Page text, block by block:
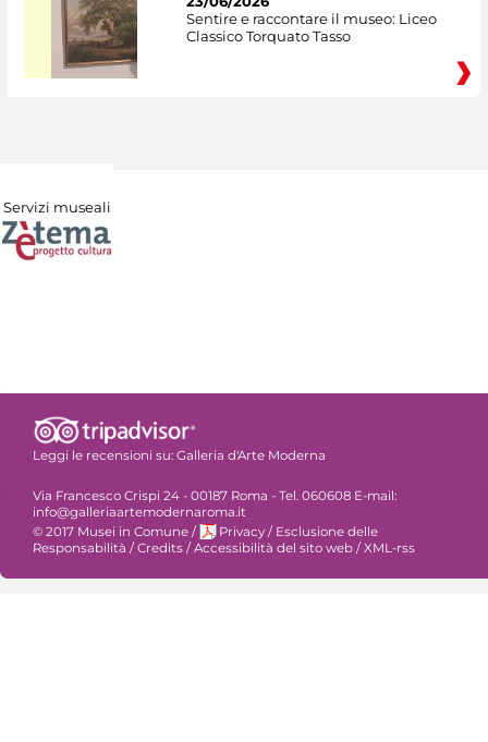
Sentire e raccontare il museo: Liceo
Classico Torquato Tasso
Servizi museali
Leggi le recensioni su: Galleria d'Arte Moderna
Via Francesco Crispi 24 - 00187 Roma - Tel. 060608 E-mail:
info@galleriaartemodernaroma.it
© 2017 Musei in Comune / Privacy / Esclusione delle
Responsabilità / Credits / Accessibilità del sito web / XML-rss